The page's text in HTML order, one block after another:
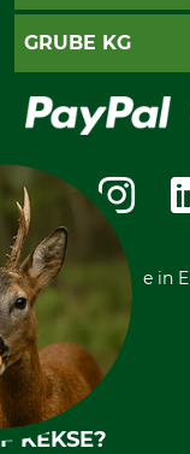
Seilwindenprüfung
Cookie-
Bestellung
Widerrufsformular
Kostenloser
Nachhaltigkeit
Entsorgung und
Datenschutz Print
PayPal
Bankeinzug
Ratenkauf
Vorkasse
GRUBE KG
Leitbild
Karriere
Ladengeschäft
Motorgeräteshop
Über uns
Community
International
Kooperationen
Alle Preise in
KEKSE?